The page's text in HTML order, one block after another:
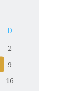
D
2
9
16